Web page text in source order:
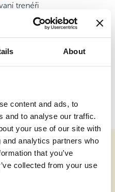
About
content and ads, to
and to analyse our traffic.
your use of our site with
analytics partners who
that you’ve
collected from your use
trenéři
samolepkami
kurz